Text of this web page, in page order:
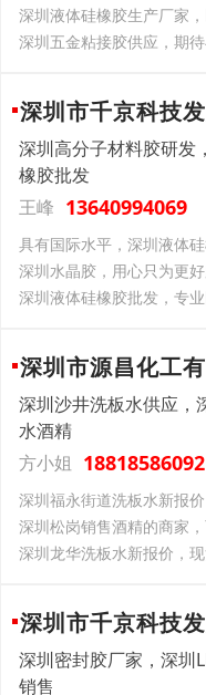
深圳液体硅橡胶生产厂家
深圳五金粘接胶供应，期
深圳市千京科技
深圳高分子材料胶研发
橡胶批发
王峰 13640994069
具有国际水平，深圳液体
深圳水晶胶，用心只为更
深圳液体硅橡胶批发，专
深圳市源昌化工
深圳沙井洗板水供应，
水酒精
方小姐 18818586092
深圳福永街道洗板水新报
深圳松岗销售酒精的商家
深圳龙华洗板水新报价，
深圳市千京科技
深圳密封胶厂家，深圳
销售